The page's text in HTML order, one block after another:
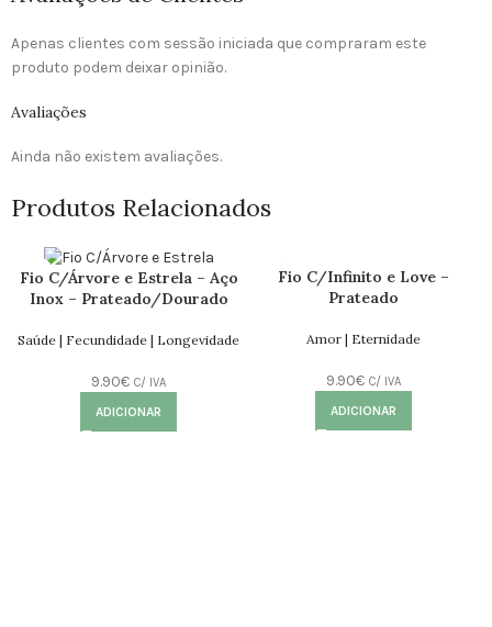
Avaliações
Ainda não existem avaliações.
Apenas clientes com sessão iniciada que compraram este
produto podem deixar opinião.
Produtos Relacionados
Fio C/Árvore e Estrela – Aço
Inox – Prateado/Dourado
Saúde | Fecundidade | Longevidade
9.90€ C/ IVA
ADICIONAR
Fio C/Infinito e Love –
Prateado
Amor | Eternidade
9.90€ C/ IVA
ADICIONAR